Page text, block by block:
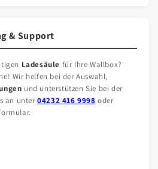
& Support
Ladesäule für Ihre Wallbox?
Wir helfen bei der Auswahl,
und unterstützen Sie bei der
an unter04232 416 9998 oder